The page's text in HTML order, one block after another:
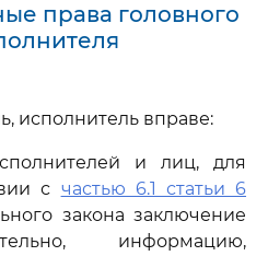
права головного
исполнитель вправе:
и лиц, для
с частью 6.1 статьи 6
закона заключение
информацию,